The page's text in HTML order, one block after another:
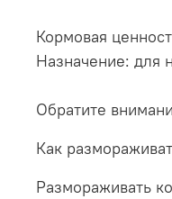
Кормовая
Назначение: для
Обратите
Как
Размораживать